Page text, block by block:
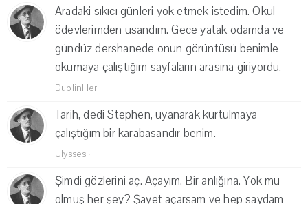
Aradaki sıkıcı günleri yok etmek istedim. Okul
ödevlerimden usandım. Gece yatak odamda ve
gündüz dershanede onun görüntüsü benimle
okumaya çalıştığım sayfaların arasına giriyordu.
Dublinliler ·
Tarih, dedi Stephen, uyanarak kurtulmaya
çalıştığım bir karabasandır benim.
Ulysses ·
Şimdi gözlerini aç. Açayım. Bir anlığına. Yok mu
olmuş her şey? Şayet açarsam ve hep saydam